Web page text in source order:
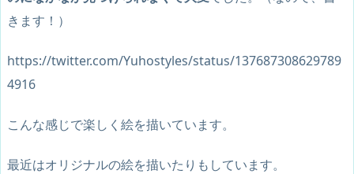
きます！）
https://twitter.com/Yuhostyles/status/137687308629789
4916
こんな感じで楽しく絵を描いています。
最近はオリジナルの絵を描いたりもしています。